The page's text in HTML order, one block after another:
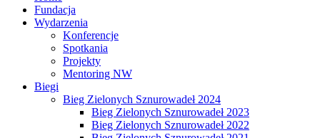
Fundacja
Wydarzenia
Konferencje
Spotkania
Projekty
Mentoring NW
Biegi
Bieg Zielonych Sznurowadeł 2024
Bieg Zielonych Sznurowadeł 2023
Bieg Zielonych Sznurowadeł 2022